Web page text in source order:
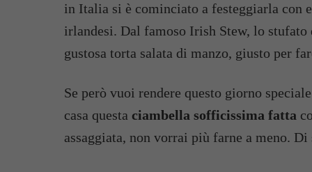
in Italia si è cominciato a festeggiarla con
irlandesi. Dal famoso Irish Stew, lo
gustosa torta salata di manzo, giusto per
Se però vuoi rendere questo giorno
casa questa ciambella sofficissima fatta
assaggiata, non vorrai più farne a meno.